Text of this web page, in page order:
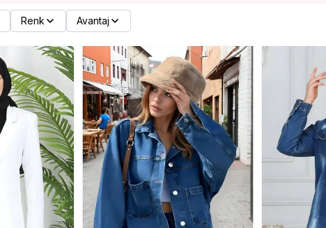
Renk Avantaj